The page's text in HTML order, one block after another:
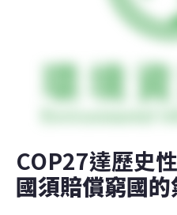
COP27達歷史
國須賠償窮國